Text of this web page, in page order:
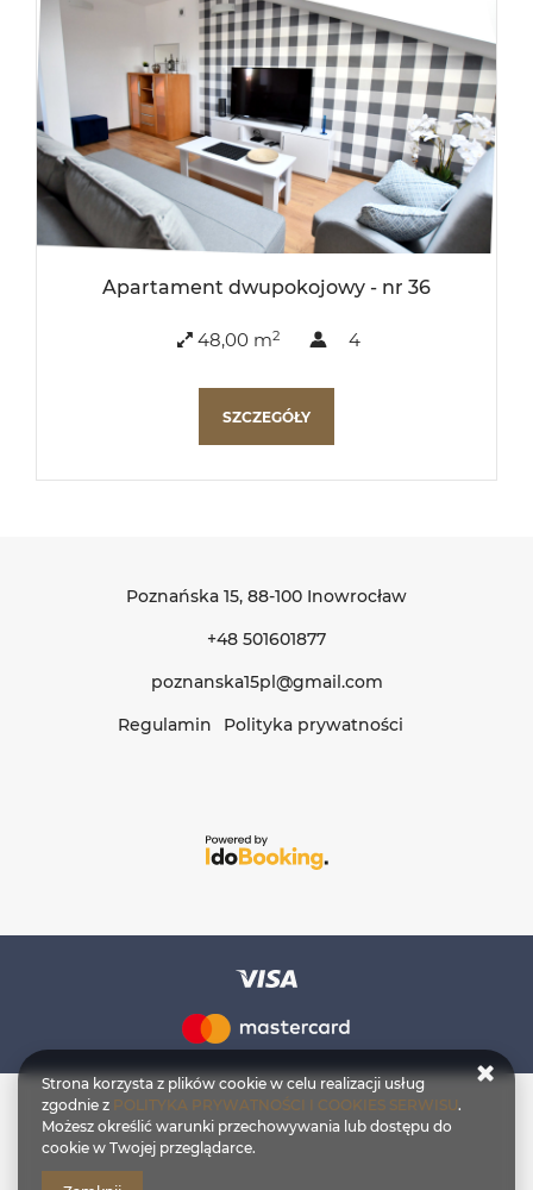
Apartament dwupokojowy - nr 36
48,00 m2 4
SZCZEGÓŁY
Poznańska 15, 88-100 Inowrocław
+48 501601877
poznanska15pl@gmail.com
Regulamin
Polityka prywatności
Strona korzysta z plików cookie w celu realizacji usług
zgodnie z POLITYKA PRYWATNOŚCI I COOKIES SERWISU.
Możesz określić warunki przechowywania lub dostępu do
cookie w Twojej przeglądarce.